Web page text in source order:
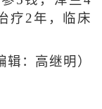
疗2年，临床
辑：高继明）